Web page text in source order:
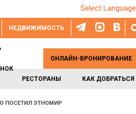
Select Language
НЕДВИЖИМОСТЬ
РЕСТОРАНЫ КАК ДОБРАТЬСЯ
ОНЛАЙН-БРОНИРОВАНИЕ
ПОСЕТИЛ ЭТНОМИР